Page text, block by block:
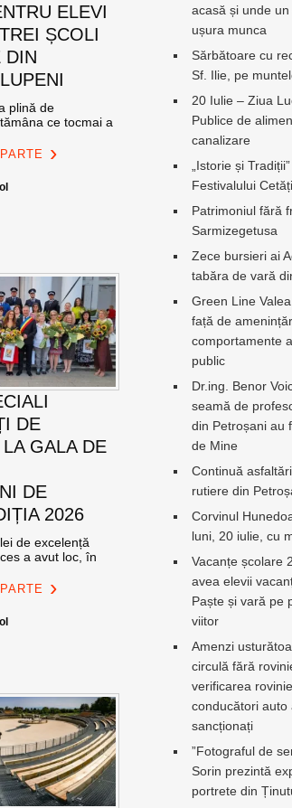
ELEVI
ȘCOLI
DIN
plină de
ce tocmai a
DE
GALA DE
DE
2026
de excelență
a avut loc, în
acasă și unde
ușura munca
Sărbătoare cu
Sf. Ilie, pe
20 Iulie – Ziua
Publice de
canalizare
„Istorie și
Festivalului
Patrimoniul fără
Sarmizegetusa
Zece bursieri ai
tabăra de vară
Green Line
față de
comportamente
public
Dr.ing. Benor
seamă de
din Petroșani au
de Mine
Continuă
rutiere din
Corvinul
luni, 20 iulie, cu
Vacanțe școlare
avea elevii
Paște și vară pe
viitor
Amenzi
circulă fără
verificarea
conducători auto
sancționați
”Fotograful de
Sorin prezintă
portrete din